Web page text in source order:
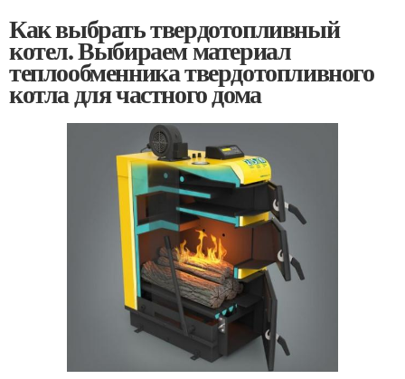
Как выбрать твердотопливный
котел. Выбираем материал
теплообменника твердотопливного
котла для частного дома